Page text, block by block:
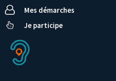
Mes démarches
Je participe